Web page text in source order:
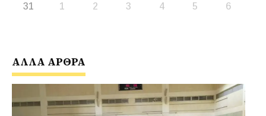
31 1 2 3 4 5 6
ΑΛΛΑ ΑΡΘΡΑ